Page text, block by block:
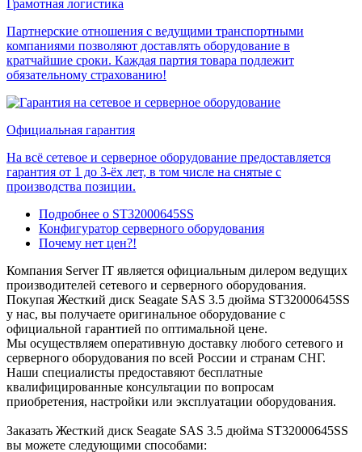
Грамотная логистика
Партнерские отношения с ведущими транспортными
компаниями позволяют доставлять оборудование в
кратчайшие сроки. Каждая партия товара подлежит
обязательному страхованию!
Официальная гарантия
На всё сетевое и серверное оборудование предоставляется
гарантия от 1 до 3-ёх лет, в том числе на снятые с
производства позиции.
Подробнее о ST32000645SS
Конфигуратор серверного оборудования
Почему нет цен?!
Компания Server IT является официальным дилером ведущих
производителей сетевого и серверного оборудования.
Покупая Жесткий диск Seagate SAS 3.5 дюйма ST32000645SS
у нас, вы получаете оригинальное оборудование с
официальной гарантией по оптимальной цене.
Мы осуществляем оперативную доставку любого сетевого и
серверного оборудования по всей России и странам СНГ.
Наши специалисты предоставяют бесплатные
квалифицированные консультации по вопросам
приобретения, настройки или эксплуатации оборудования.
Заказать Жесткий диск Seagate SAS 3.5 дюйма ST32000645SS
вы можете следующими способами: